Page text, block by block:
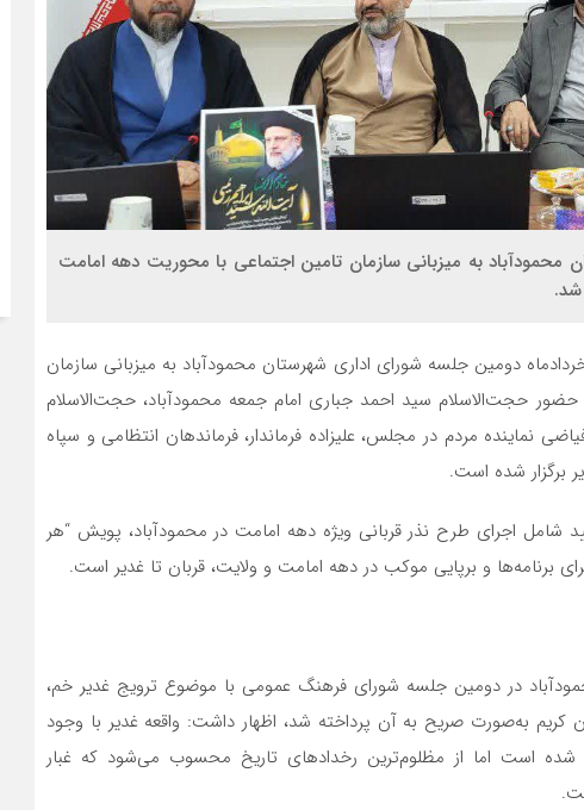
به میزبانی سازمان تامین اجتماعی با محوریت دهه امامت
شد.
“خط شمال” صبح امروز پنجشنبه 17 خردادماه دومین جلسه شورای اداری شهرستان محمودآباد به میزبانی سازمان
حضور حجت‌الاسلام سید احمد جباری امام جمعه محمودآباد، حجت‌الاسلام
نماینده مردم در مجلس، علیزاده فرماندار، فرماندهان انتظامی و سپاه
برگزار شده است.
شامل اجرای طرح نذر قربانی ویژه دهه امامت در محمودآباد، پویش “هر
برنامه‌‌ها و برپایی موکب در دهه امامت و ولایت، قربان تا غدیر است.
در دومین جلسه شورای فرهنگ عمومی با موضوع ترویج غدیر خم،
کریم به‌صورت صریح به آن پرداخته شد، اظهار داشت: واقعه غدیر با وجود
شده است اما از مظلوم‌ترین رخدادهای تاریخ محسوب می‌شود که غبار